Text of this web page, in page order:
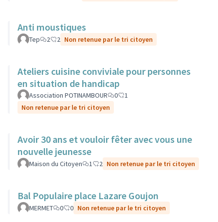
Anti moustiques
Tep 2 2 Non retenue par le tri citoyen
Ateliers cuisine conviviale pour personnes
en situation de handicap
Association POTINAMBOUR 0
1
Non retenue par le tri citoyen
Avoir 30 ans et vouloir fêter avec vous une
nouvelle jeunesse
Maison du Citoyen 1 2 Non retenue par le tri citoyen
Bal Populaire place Lazare Goujon
MERMET 0 0 Non retenue par le tri citoyen